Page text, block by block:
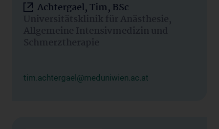
Achtergael, Tim, BSc
Universitätsklinik für Anästhesie,
Allgemeine Intensivmedizin und
Schmerztherapie
tim.achtergael@meduniwien.ac.at